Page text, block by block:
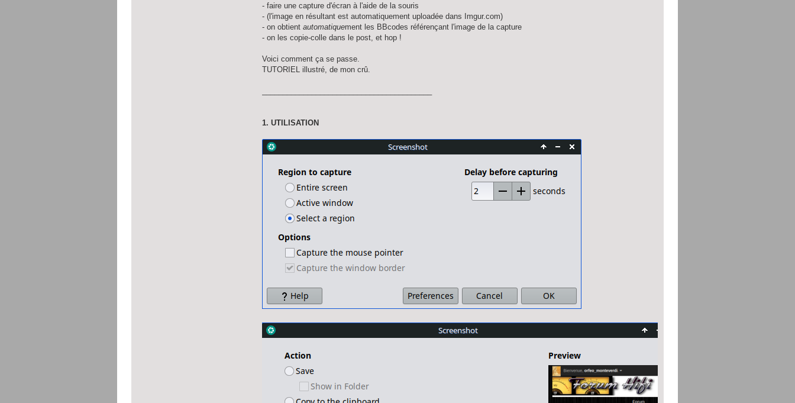
- faire une capture d'écran à l'aide de la souris
- (l'image en résultant est automatiquement uploadée dans Imgur.com)
- on obtientautomatiquement les BBcodes référençant l'image de la capture
- on les copie-colle dans le post, et hop !
Voici comment ça se passe.
TUTORIEL illustré, de mon crû.
1. UTILISATION